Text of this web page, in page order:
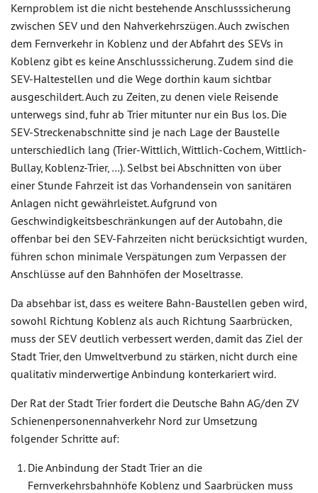
Kernproblem ist die nicht bestehende Anschlusssicherung
zwischen SEV und den Nahverkehrszügen. Auch zwischen
dem Fernverkehr in Koblenz und der Abfahrt des SEVs in
Koblenz gibt es keine Anschlusssicherung. Zudem sind die
SEV-Haltestellen und die Wege dorthin kaum sichtbar
ausgeschildert. Auch zu Zeiten, zu denen viele Reisende
unterwegs sind, fuhr ab Trier mitunter nur ein Bus los. Die
SEV-Streckenabschnitte sind je nach Lage der Baustelle
unterschiedlich lang (Trier-Wittlich, Wittlich-Cochem, Wittlich-
Bullay, Koblenz-Trier, …). Selbst bei Abschnitten von über
einer Stunde Fahrzeit ist das Vorhandensein von sanitären
Anlagen nicht gewährleistet. Aufgrund von
Geschwindigkeitsbeschränkungen auf der Autobahn, die
offenbar bei den SEV-Fahrzeiten nicht berücksichtigt wurden,
führen schon minimale Verspätungen zum Verpassen der
Anschlüsse auf den Bahnhöfen der Moseltrasse.
Da absehbar ist, dass es weitere Bahn-Baustellen geben wird,
sowohl Richtung Koblenz als auch Richtung Saarbrücken,
muss der SEV deutlich verbessert werden, damit das Ziel der
Stadt Trier, den Umweltverbund zu stärken, nicht durch eine
qualitativ minderwertige Anbindung konterkariert wird.
Der Rat der Stadt Trier fordert die Deutsche Bahn AG/den ZV
Schienenpersonennahverkehr Nord zur Umsetzung
folgender Schritte auf:
Die Anbindung der Stadt Trier an die
Fernverkehrsbahnhöfe Koblenz und Saarbrücken muss